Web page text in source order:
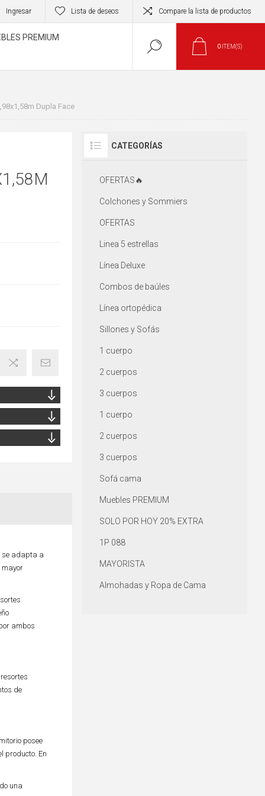
Ingresar Lista de deseos Compare la lista de productos
PREMIUM
0 ITEM(S)
Dupla Face
se adapta a
ambos
de
posee
producto. En
una
CATEGORÍAS
OFERTAS🔥
Colchones y Sommiers
OFERTAS
Linea 5 estrellas
Línea Deluxe
Combos de baúles
Línea ortopédica
Sillones y Sofás
1 cuerpo
2 cuerpos
3 cuerpos
1 cuerpo
2 cuerpos
3 cuerpos
Sofá cama
Muebles PREMIUM
SOLO POR HOY 20% EXTRA
1P 088
MAYORISTA
Almohadas y Ropa de Cama